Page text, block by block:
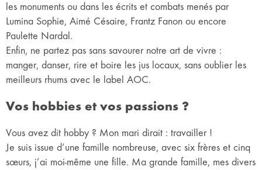
les monuments ou dans les écrits et combats menés par
Lumina Sophie, Aimé Césaire, Frantz Fanon ou encore
Paulette Nardal.
Enfin, ne partez pas sans savourer notre art de vivre :
manger, danser, rire et boire les jus locaux, sans oublier les
meilleurs rhums avec le label AOC.
Vos hobbies et vos passions ?
Vous avez dit hobby ? Mon mari dirait : travailler !
Je suis issue d’une famille nombreuse, avec six frères et cinq
sœurs, j’ai moi-même une fille. Ma grande famille, mes divers